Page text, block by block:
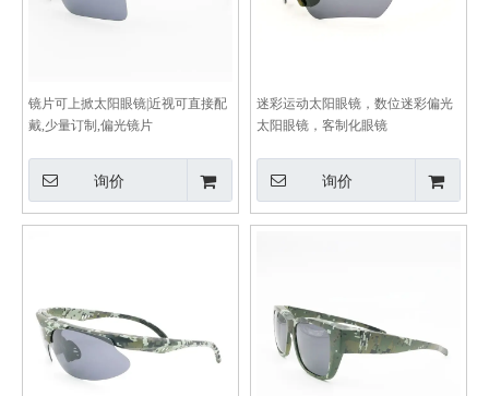
镜片可上掀太阳眼镜|近视可直接配
戴,少量订制,偏光镜片
询价
迷彩运动太阳眼镜，数位迷彩偏光
太阳眼镜，客制化眼镜
询价